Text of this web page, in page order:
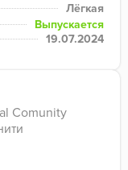
Лёгкая
Выпускается
19.07.2024
Comunity